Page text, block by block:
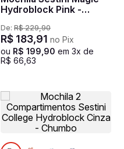
Hydroblock Pink -
De: R$ 229,90
R$ 183,91 no Pix
ou R$ 199 90 em 3x de
R$ 66 63